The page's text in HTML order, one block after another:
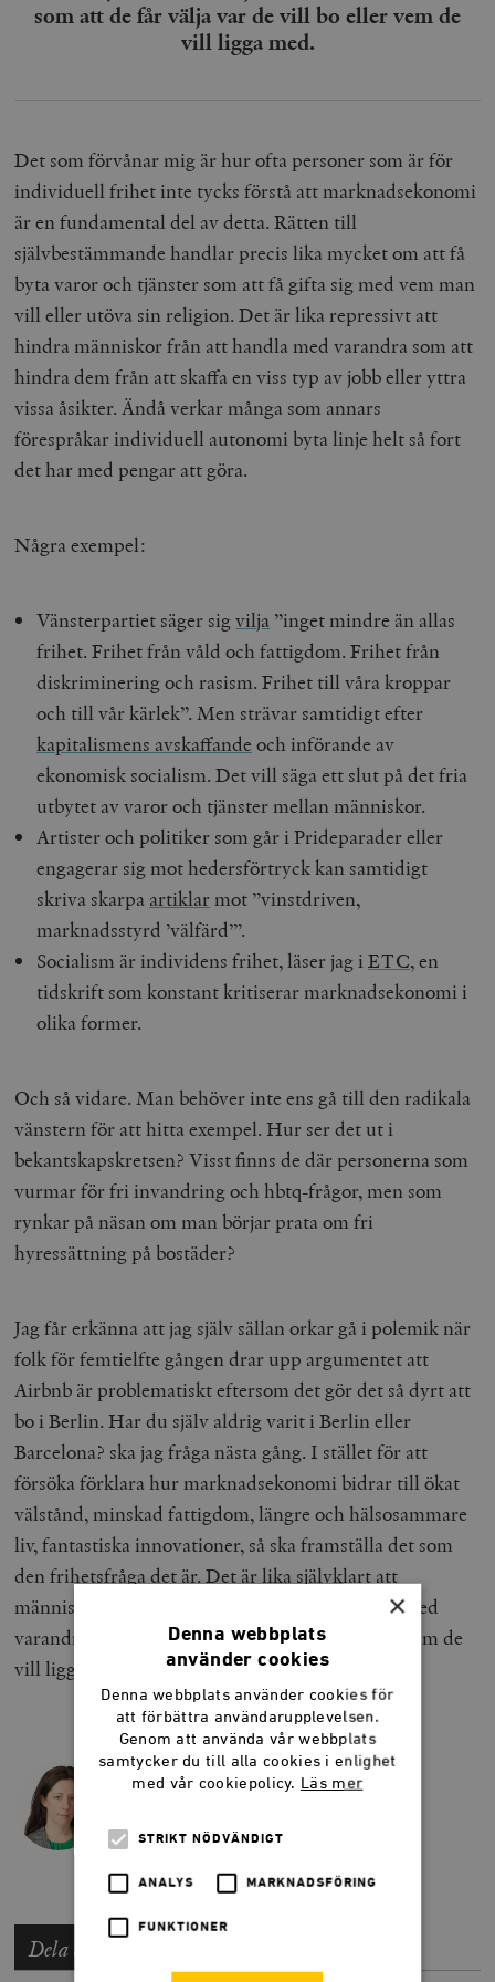
som att de får välja var de vill bo eller vem de
vill ligga med.
Det som förvånar mig är hur ofta personer som är för
individuell frihet inte tycks förstå att marknadsekonomi
är en fundamental del av detta. Rätten till
självbestämmande handlar precis lika mycket om att få
byta varor och tjänster som att få gifta sig med vem man
vill eller utöva sin religion. Det är lika repressivt att
hindra människor från att handla med varandra som att
hindra dem från att skaffa en viss typ av jobb eller yttra
vissa åsikter. Ändå verkar många som annars
förespråkar individuell autonomi byta linje helt så fort
det har med pengar att göra.
Några exempel:
Vänsterpartiet säger sigvilja ”inget mindre än allas
frihet. Frihet från våld och fattigdom. Frihet från
diskriminering och rasism. Frihet till våra kroppar
och till vår kärlek”. Men strävar samtidigt efter
kapitalismens avskaffande och införande av
ekonomisk socialism. Det vill säga ett slut på det fria
utbytet av varor och tjänster mellan människor.
Artister och politiker som går i Prideparader eller
engagerar sig mot hedersförtryck kan samtidigt
skriva skarpa artiklarmot ”vinstdriven,
marknadsstyrd ’välfärd’”.
Socialism är individens frihet, läser jag iETC, en
tidskrift som konstant kritiserar marknadsekonomi i
olika former.
Och så vidare. Man behöver inte ens gå till den radikala
vänstern för att hitta exempel. Hur ser det ut i
bekantskapskretsen? Visst finns de där personerna som
vurmar för fri invandring och hbtq-frågor, men som
rynkar på näsan om man börjar prata om fri
hyressättning på bostäder?
Jag får erkänna att jag själv sällan orkar gå i polemik när
folk för femtielfte gången drar upp argumentet att
Airbnb är problematiskt eftersom det gör det så dyrt att
bo i Berlin. Har du själv aldrig varit i Berlin eller
Barcelona? ska jag fråga nästa gång. I stället för att
försöka förklara hur marknadsekonomi bidrar till ökat
välstånd, minskad fattigdom, längre och hälsosammare
liv, fantastiska innovationer, så ska framställa det som
den frihetsfråga det är. Det är lika självklart att
människor fritt ska få utbyta varor och tjänster med
varandra som att de får välja var de vill bo eller vem de
vill ligga med.
MARIA ERIKSSON
Dela artikeln
×
Denna webbplats
använder cookies
Denna webbplats använder cookies för
att förbättra användarupplevelsen.
Genom att använda vår webbplats
samtycker du till alla cookies i enlighet
med vår cookiepolicy. Läs mer
STRIKT NÖDVÄNDIGT
ANALYS MARKNADSFÖRING
FUNKTIONER